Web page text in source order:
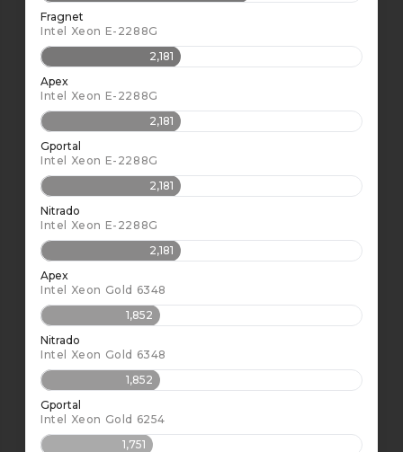
Fragnet
Intel Xeon E-2288G
2,181
Apex
Intel Xeon E-2288G
2,181
Gportal
Intel Xeon E-2288G
2,181
Nitrado
Intel Xeon E-2288G
2,181
Apex
Intel Xeon Gold 6348
1,852
Nitrado
Intel Xeon Gold 6348
1,852
Gportal
Intel Xeon Gold 6254
1,751